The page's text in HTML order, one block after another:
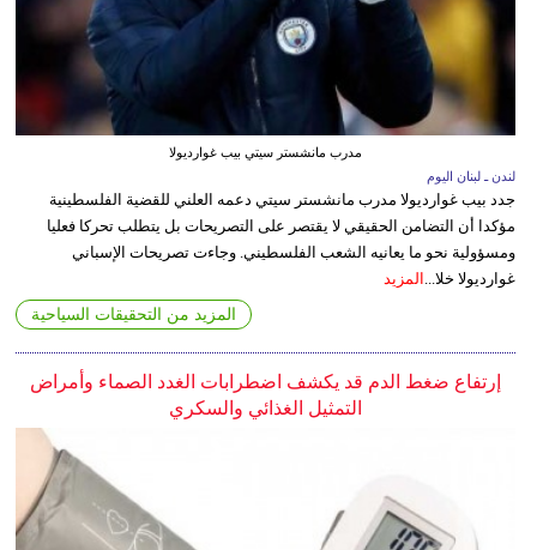
مدرب مانشستر سيتي بيب غوارديولا
لندن ـ لبنان اليوم
جدد بيب غوارديولا مدرب مانشستر سيتي دعمه العلني للقضية الفلسطينية
مؤكدا أن التضامن الحقيقي لا يقتصر على التصريحات بل يتطلب تحركا فعليا
ومسؤولية نحو ما يعانيه الشعب الفلسطيني. وجاءت تصريحات الإسباني
غوارديولا خلا...
المزيد
المزيد من التحقيقات السياحية
إرتفاع ضغط الدم قد يكشف اضطرابات الغدد الصماء وأمراض
التمثيل الغذائي والسكري